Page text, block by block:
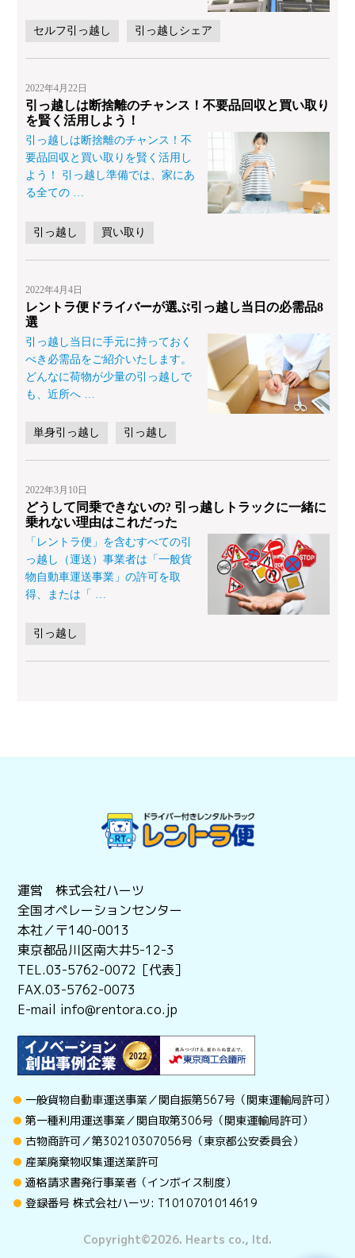
セルフ引っ越し 引っ越しシェア
2022年4月22日
引っ越しは断捨離のチャンス！不要品回収と買い取り
を賢く活用しよう！
引っ越しは断捨離のチャンス！不
要品回収と買い取りを賢く活用し
よう！ 引っ越し準備では、家にあ
る全ての …
引っ越し 買い取り
2022年4月4日
レントラ便ドライバーが選ぶ引っ越し当日の必需品8
選
引っ越し当日に手元に持っておく
べき必需品をご紹介いたします。
どんなに荷物が少量の引っ越しで
も、近所へ
単身引っ越し 引っ越し
2022年3月10日
どうして同乗できないの? 引っ越しトラックに一緒に
乗れない理由はこれだった
「レントラ便」を含むすべての引
っ越し（運送）事業者は「一般貨
物自動車運送事業」の許可を取
得、または「
引っ越し
運営 株式会社ハーツ
全国オペレーションセンター
本社／〒140-0013
東京都品川区南大井5-12-3
TEL.03-5762-0072［代表］
FAX.03-5762-0073
E-mail info@rentora.co.jp
一般貨物自動車運送事業／関自振第567号（関東運輸局許可）
第一種利用運送事業／関自取第306号（関東運輸局許可）
古物商許可／第30210307056号（東京都公安委員会）
産業廃棄物収集運送業許可
適格請求書発行事業者（インボイス制度）
登録番号 株式会社ハーツ: T1010701014619
Copyright©︎2026. Hearts co., ltd.